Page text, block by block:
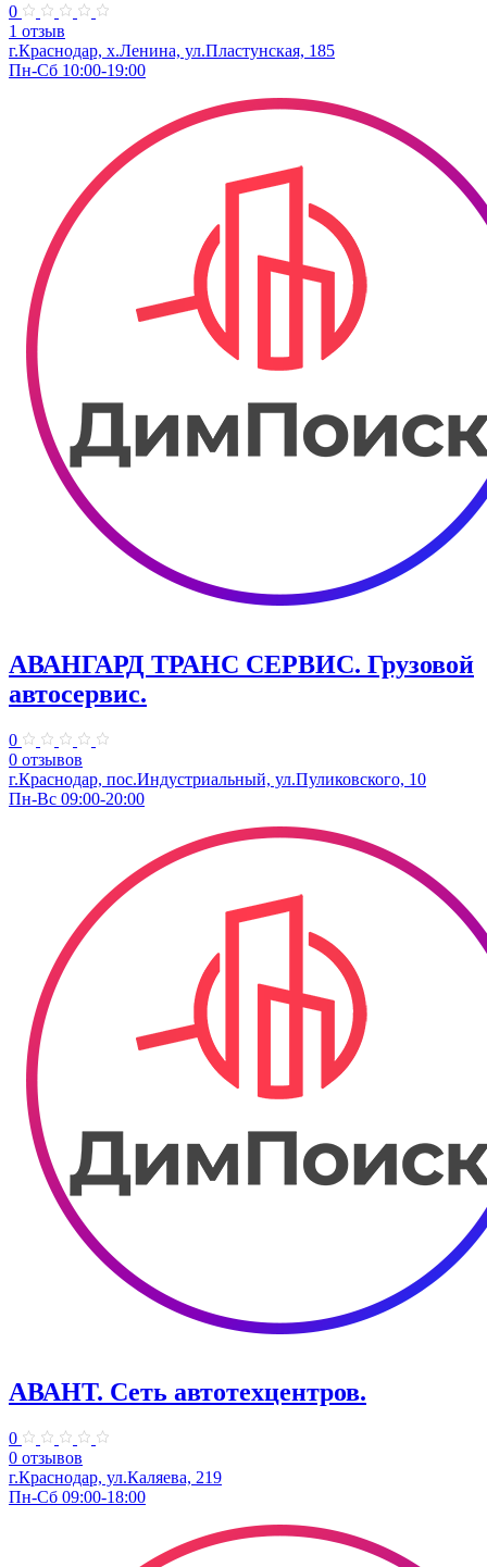
0
1 отзыв
г.Краснодар, х.Ленина, ул.Пластунская, 185
Пн-Сб 10:00-19:00
АВАНГАРД ТРАНС СЕРВИС. Грузовой
автосервис.
0
0 отзывов
г.Краснодар, пос.Индустриальный, ул.Пуликовского, 10
Пн-Вс 09:00-20:00
АВАНТ. ​Сеть автотехцентров.
0
0 отзывов
г.Краснодар, ул.Каляева, 219
Пн-Сб 09:00-18:00